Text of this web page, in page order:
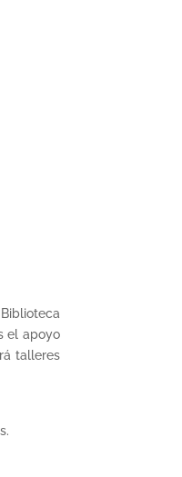
el apoyo
talleres